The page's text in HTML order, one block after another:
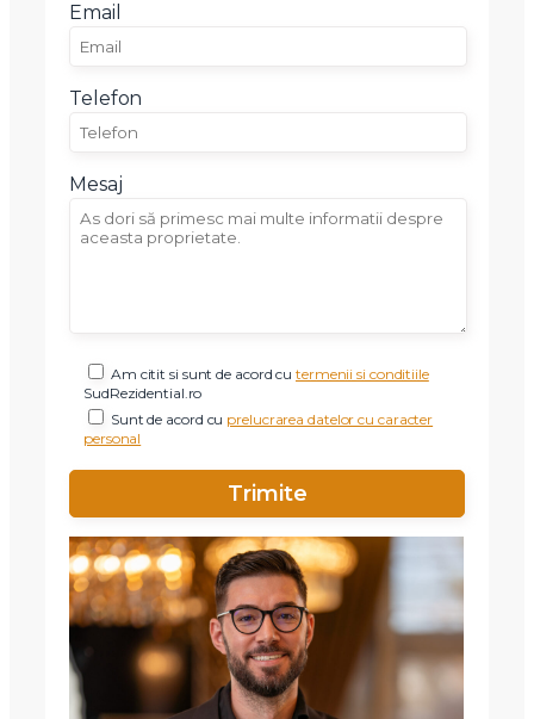
Email
Telefon
Mesaj
Am citit si sunt de acord cutermenii si conditiile
SudRezidential.ro
Sunt de acord cu prelucrarea datelor cu caracter
personal